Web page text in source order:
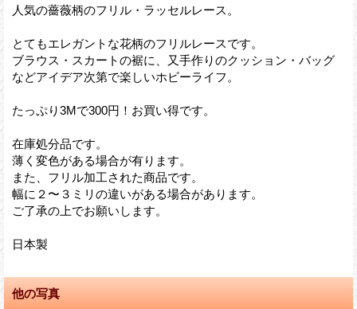
人気の薔薇柄のフリル・ラッセルレース。
とてもエレガントな花柄のフリルレースです。
ブラウス・スカートの裾に、又手作りのクッション・バッグ
などアイデア次第で楽しいホビーライフ。
たっぷり3Mで300円！お買い得です。
在庫処分品です。
薄く変色がある場合が有ります。
また、フリル加工された商品です。
幅に２〜３ミリの違いがある場合があります。
ご了承の上でお願いします。
日本製
他の写真